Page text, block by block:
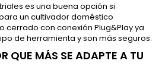
es una buena opción si
un cultivador doméstico
cerrado con conexión Plug&Play ya
de herramienta y son más seguros.
QUE MÁS SE ADAPTE A TU